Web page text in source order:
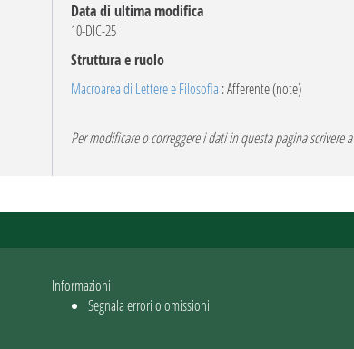
Data di ultima modifica
10-DIC-25
Struttura e ruolo
Macroarea di Lettere e Filosofia : Afferente (note)
Per modificare o correggere i dati in questa pagina scrivere a
Informazioni
Segnala errori o omissioni